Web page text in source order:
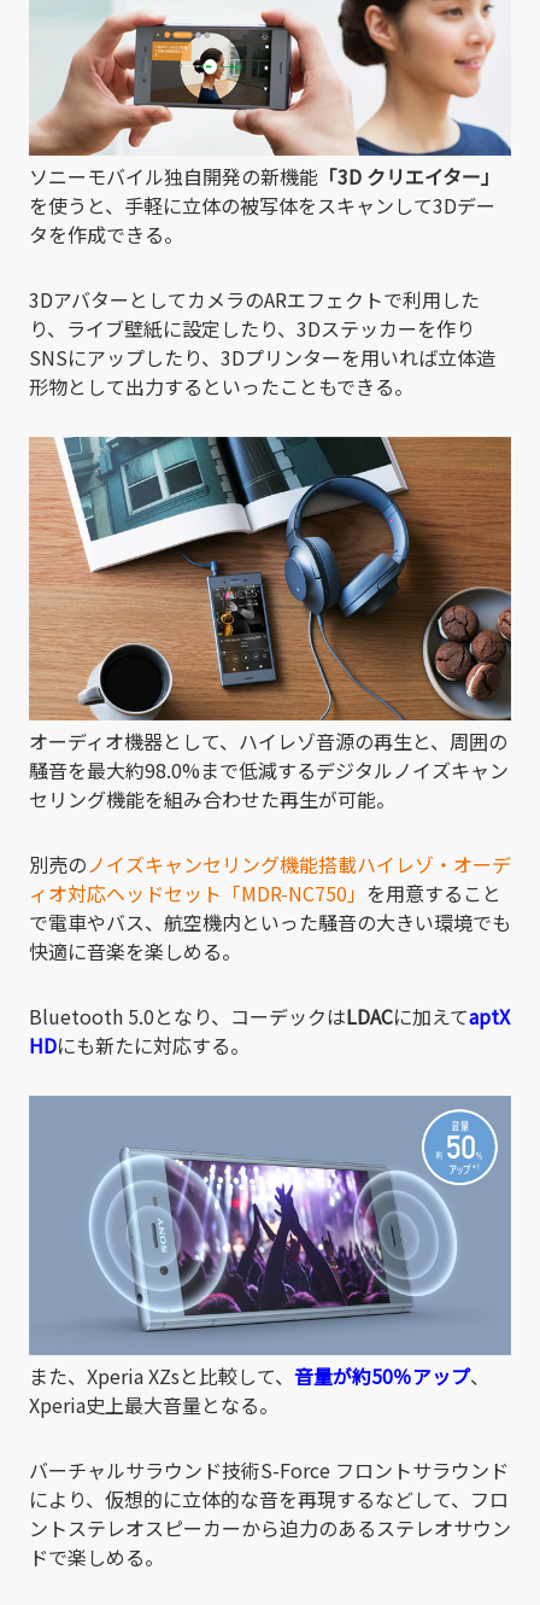
ソニーモバイル独自開発の新機能 「3D クリエイター」
を使うと、手軽に立体の被写体をスキャンして3Dデー
タを作成できる。
3DアバターとしてカメラのARエフェクトで利用した
り、ライブ壁紙に設定したり、3Dステッカーを作り
SNSにアップしたり、3Dプリンターを用いれば立体造
形物として出力するといったこともできる。
オーディオ機器として、ハイレゾ音源の再生と、周囲の
騒音を最大約98.0%まで低減するデジタルノイズキャン
セリング機能を組み合わせた再生が可能。
別売のノイズキャンセリング機能搭載ハイレゾ・オーデ
ィオ対応ヘッドセット「MDR-NC750」 を用意すること
で電車やバス、航空機内といった騒音の大きい環境でも
快適に音楽を楽しめる。
Bluetooth 5.0となり、コーデックはLDACに加えてaptX
HDにも新たに対応する。
また、Xperia XZsと比較して、 音量が約50％アップ、
Xperia史上最大音量となる。
バーチャルサラウンド技術S-Force フロントサラウンド
により、仮想的に立体的な音を再現するなどして、フロ
ントステレオスピーカーから迫力のあるステレオサウン
ドで楽しめる。